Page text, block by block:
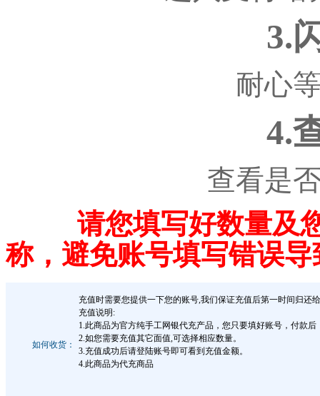
3.
耐心
4.
查看是
请您填写好数量及
称，避免账号填写错误
如何收货：
充值时需要您提供一下您的账号,我们保证充值后第一时间归还
充值说明:
1.此商品为官方纯手工网银代充产品，您只要填好账号，付款
2.如您需要充值其它面值,可选择相应数量。
3.充值成功后请登陆账号即可看到充值金额。
4.此商品为代充商品